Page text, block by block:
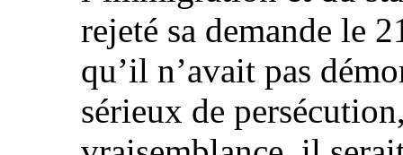
rejeté sa demande le
qu’il n’avait pas
sérieux de